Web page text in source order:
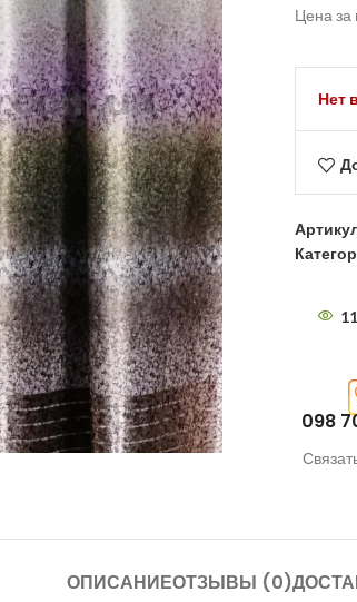
Цена за
Нет
11
098
ОПИСАНИЕОТЗЫВЫ (0)